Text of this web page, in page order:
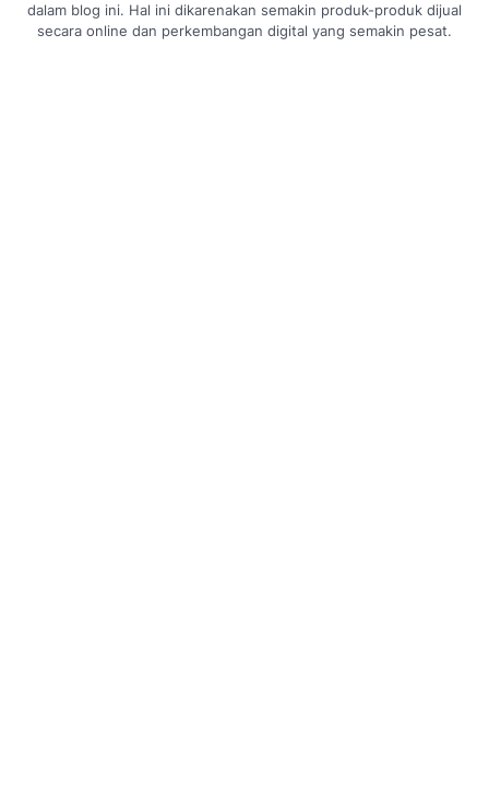
dalam blog ini. Hal ini dikarenakan semakin produk-produk dijual
secara online dan perkembangan digital yang semakin pesat.